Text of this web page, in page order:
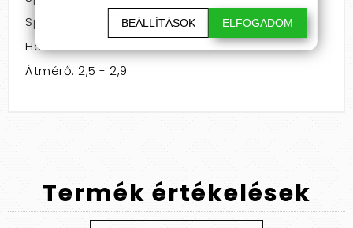
Speciális jellemző: vízálló
Hossz: 11 - 15
Átmérő: 2,5 - 2,9
Termék értékelések
BEÁLLÍTÁSOK ELFOGADOM